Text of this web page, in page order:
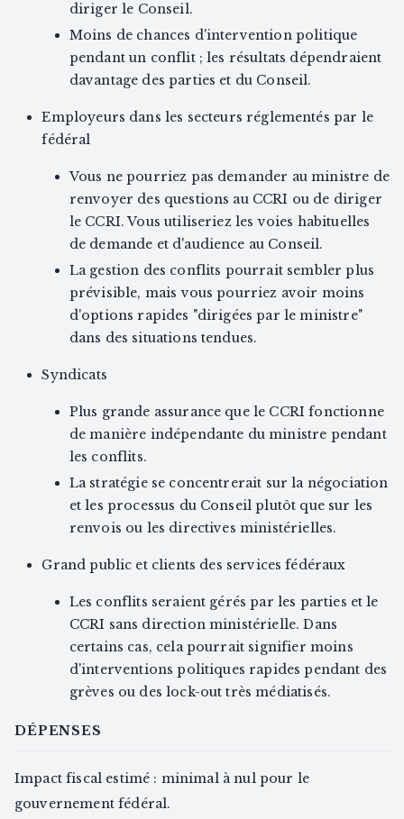
diriger le Conseil.
Moins de chances d'intervention politique
pendant un conflit ; les résultats dépendraient
davantage des parties et du Conseil.
Employeurs dans les secteurs réglementés par le
fédéral
Vous ne pourriez pas demander au ministre de
renvoyer des questions au CCRI ou de diriger
le CCRI. Vous utiliseriez les voies habituelles
de demande et d'audience au Conseil.
La gestion des conflits pourrait sembler plus
prévisible, mais vous pourriez avoir moins
d'options rapides "dirigées par le ministre"
dans des situations tendues.
Syndicats
Plus grande assurance que le CCRI fonctionne
de manière indépendante du ministre pendant
les conflits.
La stratégie se concentrerait sur la négociation
et les processus du Conseil plutôt que sur les
renvois ou les directives ministérielles.
Grand public et clients des services fédéraux
Les conflits seraient gérés par les parties et le
CCRI sans direction ministérielle. Dans
certains cas, cela pourrait signifier moins
d'interventions politiques rapides pendant des
grèves ou des lock-out très médiatisés.
DÉPENSES
Impact fiscal estimé : minimal à nul pour le
gouvernement fédéral.